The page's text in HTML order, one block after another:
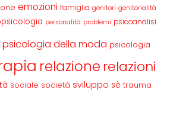
emozioni famiglia genitori genitorialità
personalità problemi psicoanalisi
psicologia della moda psicologia
relazione relazioni
sociale società sviluppo sè trauma